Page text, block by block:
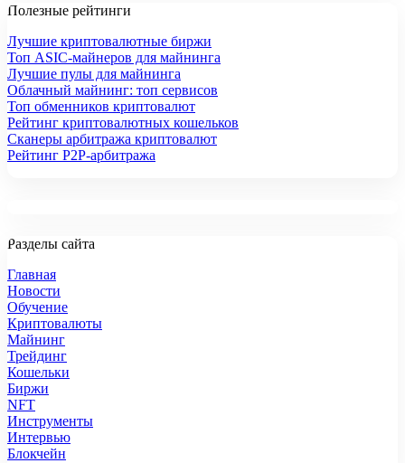
Полезные рейтинги
Лучшие криптовалютные биржи
Топ ASIC-майнеров для майнинга
Лучшие пулы для майнинга
Облачный майнинг: топ сервисов
Топ обменников криптовалют
Рейтинг криптовалютных кошельков
Сканеры арбитража криптовалют
Рейтинг P2P-арбитража
Разделы сайта
Главная
Новости
Обучение
Криптовалюты
Майнинг
Трейдинг
Кошельки
Биржи
NFT
Инструменты
Интервью
Блокчейн